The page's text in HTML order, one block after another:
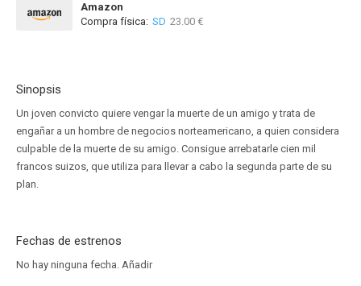
Amazon
Compra física: SD 23.00 €
Sinopsis
Un joven convicto quiere vengar la muerte de un amigo y trata de
engañar a un hombre de negocios norteamericano, a quien considera
culpable de la muerte de su amigo. Consigue arrebatarle cien mil
francos suizos, que utiliza para llevar a cabo la segunda parte de su
plan.
Fechas de estrenos
No hay ninguna fecha. Añadir